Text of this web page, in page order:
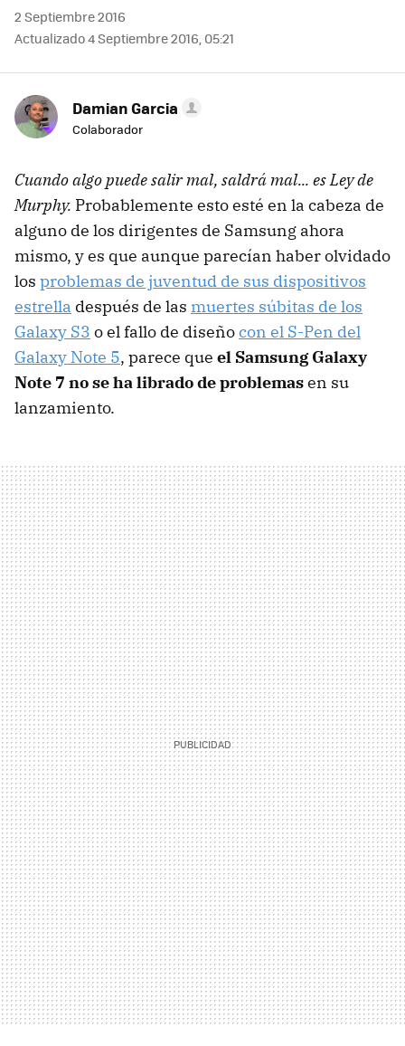
2 Septiembre 2016
Actualizado 4 Septiembre 2016, 05:21
Damian Garcia
Colaborador
Cuando algo puede salir mal, saldrá mal... es Ley de
Murphy. Probablemente esto esté en la cabeza de
alguno de los dirigentes de Samsung ahora
mismo, y es que aunque parecían haber olvidado
los problemas de juventud de sus dispositivos
estrella después de las muertes súbitas de los
Galaxy S3 o el fallo de diseñocon el S-Pen del
Galaxy Note 5, parece que el Samsung Galaxy
Note 7 no se ha librado de problemasen su
lanzamiento.